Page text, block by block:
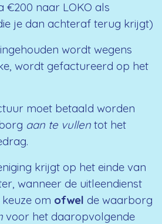
€200 naar LOKO als
je dan achteraf terug krijgt)
wordt wegens
wordt gefactureerd op het
moet betaald worden
aan te vullen tot het
krijgt op het einde van
wanneer de uitleendienst
om ofwel de waarborg
voor het daaropvolgende